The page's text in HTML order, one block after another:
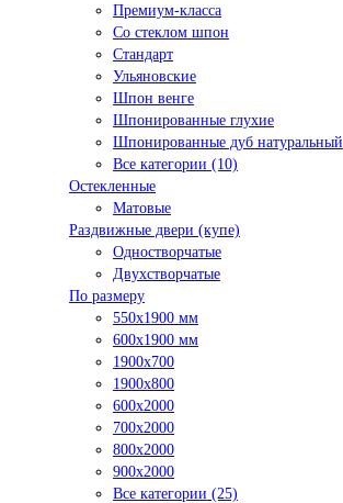
Премиум-класса
Со стеклом шпон
Стандарт
Ульяновские
Шпон венге
Шпонированные глухие
Шпонированные дуб натуральный
Все категории (10)
Остекленные
Матовые
Раздвижные двери (купе)
Одностворчатые
Двухстворчатые
По размеру
550x1900 мм
600x1900 мм
1900х700
1900х800
600x2000
700x2000
800x2000
900x2000
Все категории (25)